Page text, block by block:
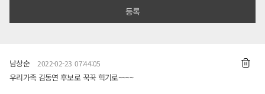
남상순 2022-02-23 07:44:05
우리가족 김동연 후보로 꾹꾹 힉기로~~~~